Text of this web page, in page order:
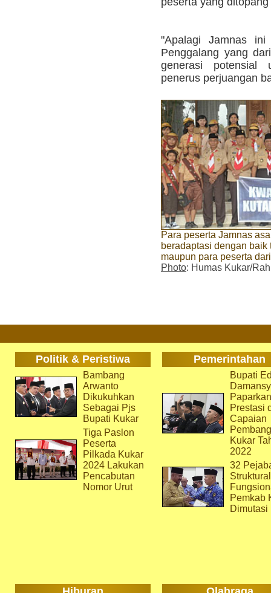
"Apalagi Jamnas
Penggalang yang
generasi potensial
penerus perjuangan
Para peserta Jamnas
beradaptasi dengan
maupun para peserta
Photo: Humas Kukar/
Politik & Peristiwa Pemerintahan
Bambang
Arwanto
Dikukuhkan
Sebagai Pjs
Bupati Kukar
Tiga Paslon
Peserta
Pilkada Kukar
2024 Lakukan
Pencabutan
Nomor Urut
Bupati
Paparkan
Prestasi
Capaian
Kukar
2022
32
Pemkab
Dimutasi